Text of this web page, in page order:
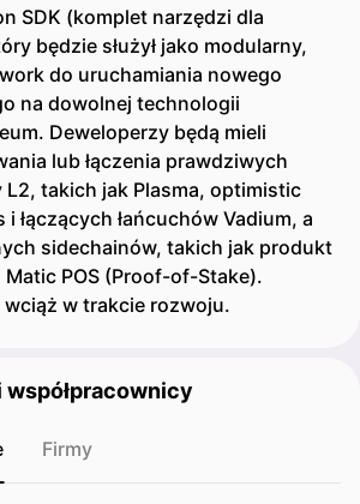
SDK (komplet narzędzi dla
będzie służył jako modularny,
do uruchamiania nowego
na dowolnej technologii
Deweloperzy będą mieli
lub łączenia prawdziwych
takich jak Plasma, optimistic
łączących łańcuchów Vadium, a
sidechainów, takich jak produkt
POS (Proof-of-Stake).
wciąż w trakcie rozwoju.
współpracownicy
Firmy